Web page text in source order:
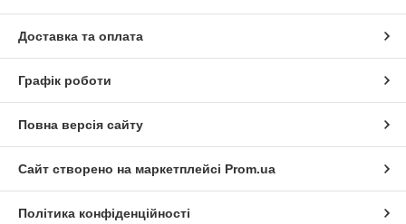
Доставка та оплата
Графік роботи
Повна версія сайту
Сайт створено на маркетплейсі Prom.ua
Політика конфіденційності